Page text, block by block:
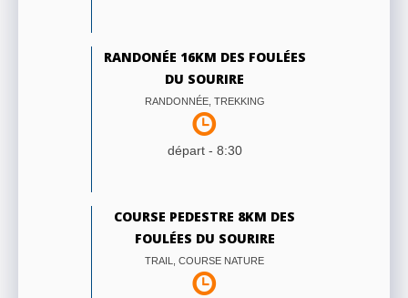
RANDONÉE 16KM DES FOULÉES
DU SOURIRE
RANDONNÉE, TREKKING
départ - 8:30
COURSE PEDESTRE 8KM DES
FOULÉES DU SOURIRE
TRAIL, COURSE NATURE